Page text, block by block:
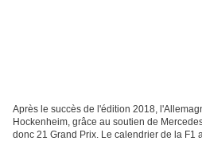
Après le succès de l'édition 2018,
Hockenheim, grâce au soutien de
donc 21 Grand Prix. Le calendrier de la F1